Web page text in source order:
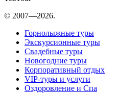
© 2007—2026.
Горнолыжные туры
Экскурсионные туры
Свадебные туры
Новогодние туры
Корпоративный отдых
VIP-туры и услуги
Оздоровление и Спа